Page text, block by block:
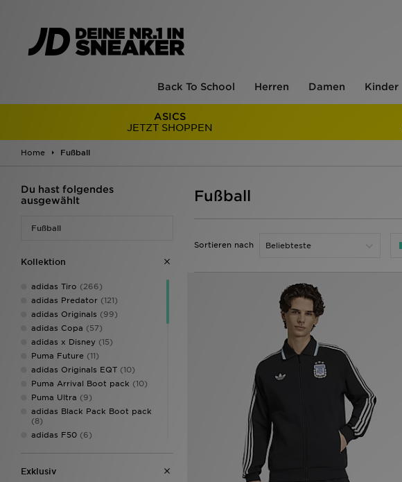
Back To School Herren Damen Kinder
ASICS
JETZT SHOPPEN
Home Fußball
Du hast folgendes
ausgewählt
Fußball
Kollektion
adidas Tiro (266)
adidas Predator (121)
adidas Originals (99)
adidas Copa (57)
adidas x Disney (15)
Puma Future (11)
adidas Originals EQT (10)
Puma Arrival Boot pack (10)
Puma Ultra (9)
adidas Black Pack Boot pack
(8)
adidas F50 (6)
adidas Essentials
Exklusiv
Fußball
Sortieren nach